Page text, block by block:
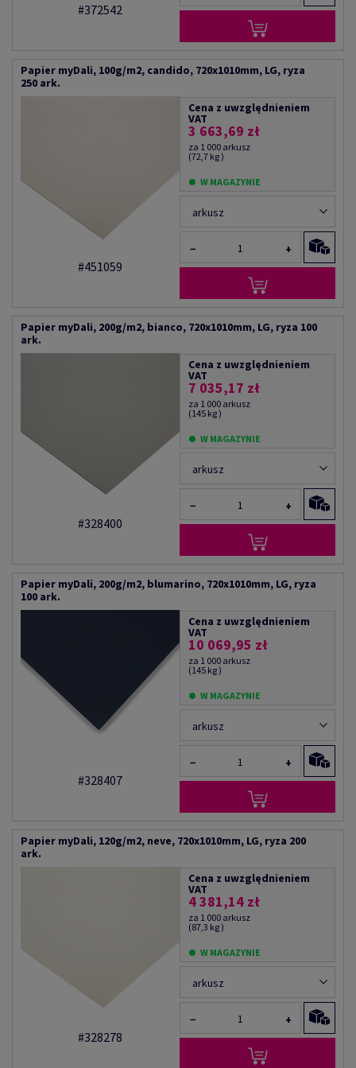
#372542
Papier myDali, 100g/m2, candido, 720x1010mm, LG, ryza
250 ark.
#451059
Cena z uwzględnieniem
VAT
3 663,69 zł
za 1 000 arkusz
(72,7 kg )
W MAGAZYNIE
arkusz
− +
Papier myDali, 200g/m2, bianco, 720x1010mm, LG, ryza 100
ark.
#328400
Cena z uwzględnieniem
VAT
7 035,17 zł
za 1 000 arkusz
(145 kg )
W MAGAZYNIE
arkusz
− +
Papier myDali, 200g/m2, blumarino, 720x1010mm, LG, ryza
100 ark.
#328407
Cena z uwzględnieniem
VAT
10 069,95 zł
za 1 000 arkusz
(145 kg )
W MAGAZYNIE
arkusz
− +
Papier myDali, 120g/m2, neve, 720x1010mm, LG, ryza 200
ark.
#328278
Cena z uwzględnieniem
VAT
4 381,14 zł
za 1 000 arkusz
(87,3 kg )
W MAGAZYNIE
arkusz
− +